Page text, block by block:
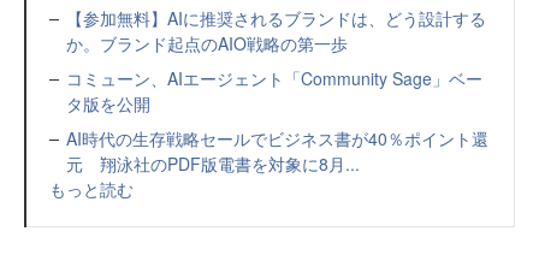
【参加無料】AIに推奨されるブランドは、どう設計する
か。ブランド起点のAIO戦略の第一歩
コミューン、AIエージェント「Community Sage」ベー
タ版を公開
AI時代の生存戦略セールでビジネス書が40％ポイント還
元 翔泳社のPDF版電書を対象に8月...
もっと読む